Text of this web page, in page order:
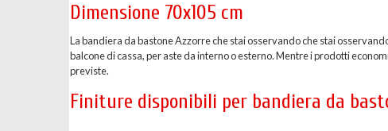
Dimensione 70x105 cm
La bandiera da bastone Azzorre che stai osservando che stai
balcone di cassa, per aste da interno o esterno. Mentre i prodotti
previste.
Finiture disponibili per bandiera da